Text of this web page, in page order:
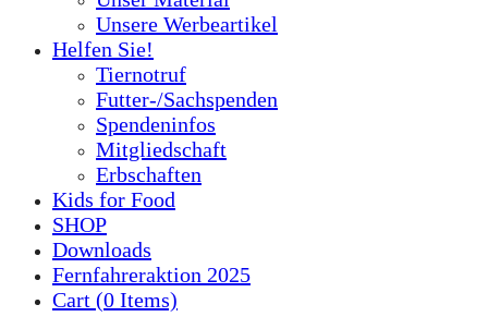
Unsere Werbeartikel
Helfen Sie!
Tiernotruf
Futter-/Sachspenden
Spendeninfos
Mitgliedschaft
Erbschaften
Kids for Food
SHOP
Downloads
Fernfahreraktion 2025
Cart (0 Items)